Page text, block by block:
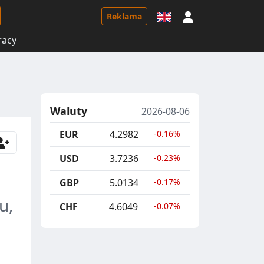
Reklama
Waluty
2026-08-06
EUR
4.2982 -0.16%
USD 3.7236 -0.23%
GBP 5.0134 -0.17%
CHF 4.6049 -0.07%